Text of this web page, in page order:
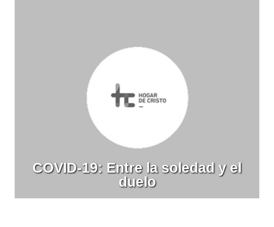
COVID-19: Entre la soledad y el
duelo